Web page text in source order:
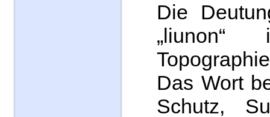
Die
Das Wort
Schutz,